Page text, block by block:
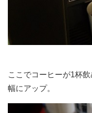
ここでコーヒーが1杯
幅にアップ。